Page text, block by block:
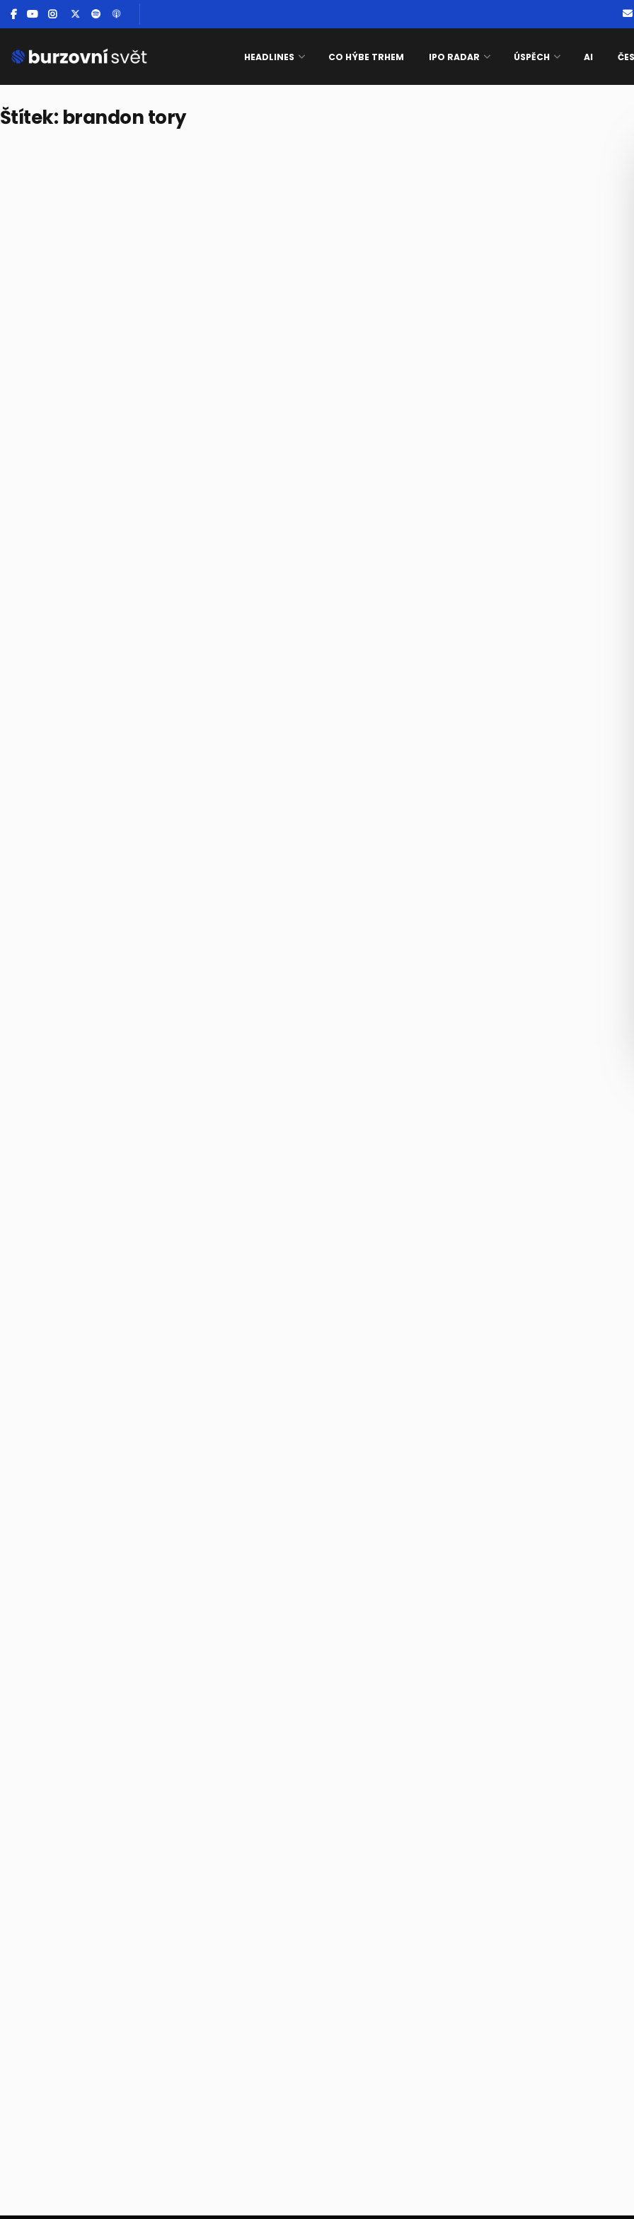
HEADLINES CO HÝBE TRHEM IPO RADAR ÚSPĚCH AI
Štítek: brandon tory